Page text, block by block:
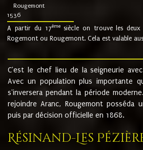
Rougemont
1536
A partir du 17ème siècle on trouve les
Rogemont ou Rougemont. Cela est valable
C'est le chef lieu de la seigneurie
Avec un population plus importante
s'inversera pendant la période
rejoindre Aranc, Rougemont posséda
puis par décision officielle en 1868.
Résinand-Les